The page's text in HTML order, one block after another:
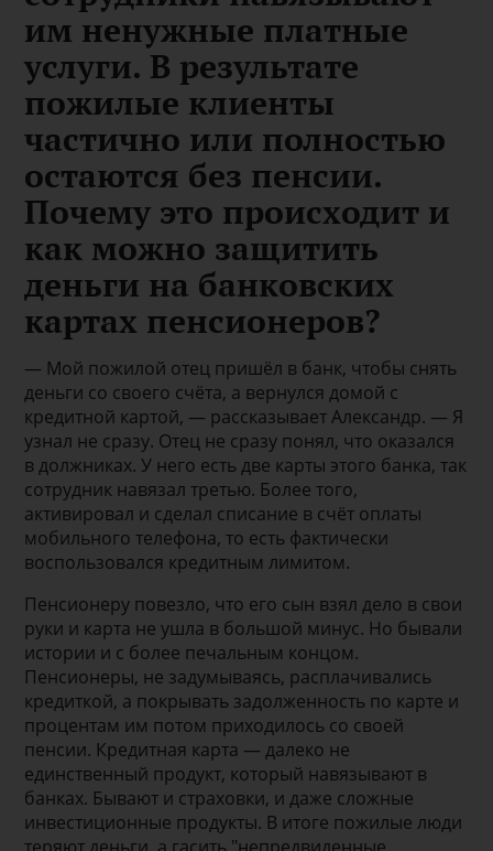
им ненужные платные
услуги. В результате
пожилые клиенты
частично или полностью
остаются без пенсии.
Почему это происходит и
как можно защитить
деньги на банковских
картах пенсионеров?
— Мой пожилой отец пришёл в банк, чтобы снять
деньги со своего счёта, а вернулся домой с
кредитной картой, — рассказывает Александр. — Я
узнал не сразу. Отец не сразу понял, что оказался
в должниках. У него есть две карты этого банка, так
сотрудник навязал третью. Более того,
активировал и сделал списание в счёт оплаты
мобильного телефона, то есть фактически
воспользовался кредитным лимитом.
Пенсионеру повезло, что его сын взял дело в свои
руки и карта не ушла в большой минус. Но бывали
истории и с более печальным концом.
Пенсионеры, не задумываясь, расплачивались
кредиткой, а покрывать задолженность по карте и
процентам им потом приходилось со своей
пенсии. Кредитная карта — далеко не
единственный продукт, который навязывают в
банках. Бывают и страховки, и даже сложные
инвестиционные продукты. В итоге пожилые люди